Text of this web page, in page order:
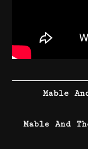
Mable
Mable And